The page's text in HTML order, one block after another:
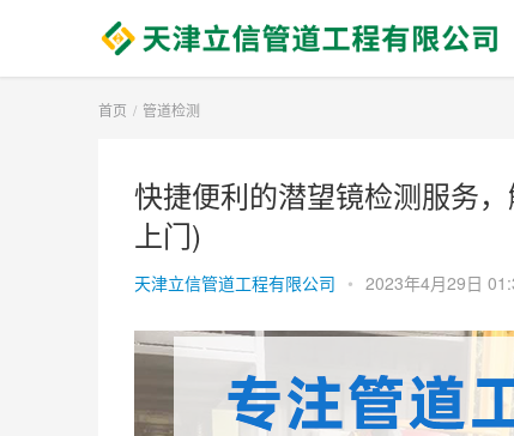
首页 管道检测
快捷便利的潜望镜检测服务
上门)
天津立信管道工程有限公司 • 2023年4月29日